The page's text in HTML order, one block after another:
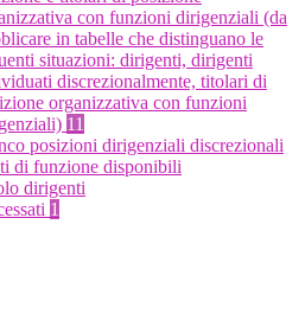
con funzioni dirigenziali (da
in tabelle che distinguano le
situazioni: dirigenti, dirigenti
discrezionalmente, titolari di
organizzativa con funzioni
11
posizioni dirigenziali discrezionali
di funzione disponibili
dirigenti
1